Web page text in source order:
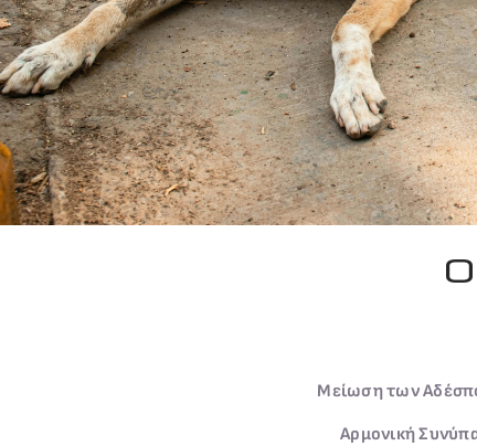
Μείωση των
Αρμονική